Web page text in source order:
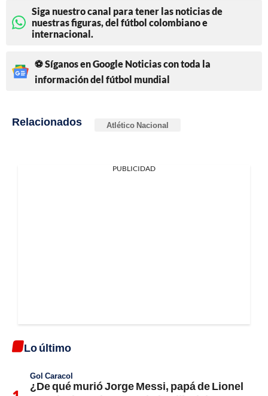
Siga nuestro canal para tener las noticias de
nuestras figuras, del fútbol colombiano e
internacional.
⚽ Síganos en Google Noticias con toda la
información del fútbol mundial
Relacionados Atlético Nacional
PUBLICIDAD
Lo último
Gol Caracol
¿De qué murió Jorge Messi, papá de Lionel